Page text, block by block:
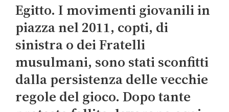
Egitto. I movimenti giovanili in
piazza nel 2011, copti, di
sinistra o dei Fratelli
musulmani, sono stati sconfitti
dalla persistenza delle vecchie
regole del gioco. Dopo tante